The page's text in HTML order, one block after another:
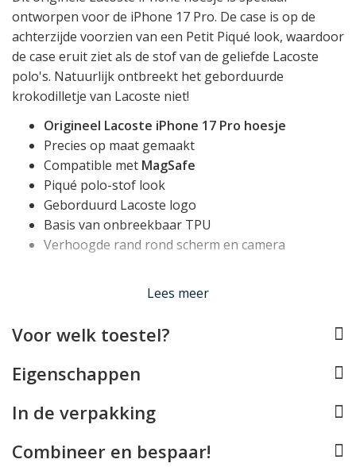
ontworpen voor de iPhone 17 Pro. De case is op de
achterzijde voorzien van een Petit Piqué look, waardoor
de case eruit ziet als de stof van de geliefde Lacoste
polo's. Natuurlijk ontbreekt het geborduurde
krokodilletje van Lacoste niet!
Origineel Lacoste iPhone 17 Pro hoesje
Precies op maat gemaakt
Compatible met MagSafe
Piqué polo-stof look
Geborduurd Lacoste logo
Basis van onbreekbaar TPU
Verhoogde rand rond scherm en camera
MagSafe. Er zit een magnetische ring in de case
stands en (auto)houders probleemloos aan de case
klikken.
Schokabsorberend & Onbreekbaar
Lees meer
Voor welk toestel?
Eigenschappen
In de verpakking
Combineer en bespaar!